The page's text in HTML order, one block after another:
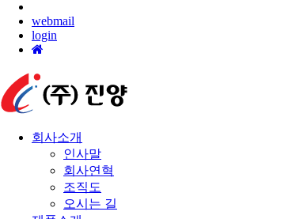
webmail
login
회사소개
인사말
회사연혁
조직도
오시는 길